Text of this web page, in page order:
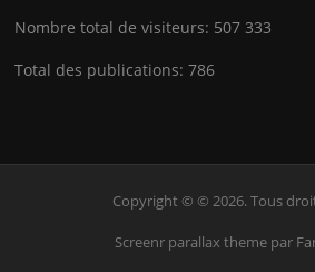
Nombre total de visiteurs: 507 333
Total des publications:786
Copyright © © 2026. Tous
Screenr parallax themepar